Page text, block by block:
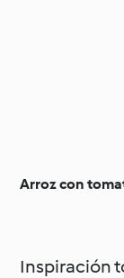
Arroz con
Inspiración